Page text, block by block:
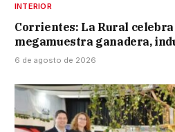
INTERIOR
Corrientes: La Rural celebra
megamuestra ganadera,
6 de agosto de 2026